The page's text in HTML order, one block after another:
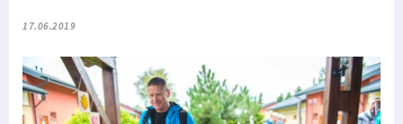
17.06.2019